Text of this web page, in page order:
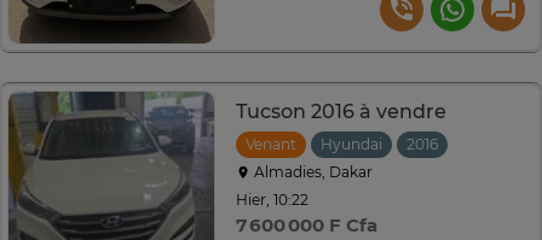
Tucson 2016 à vendre
Venant Hyundai 2016
Almadies, Dakar
Hier, 10:22
7 600 000 F Cfa